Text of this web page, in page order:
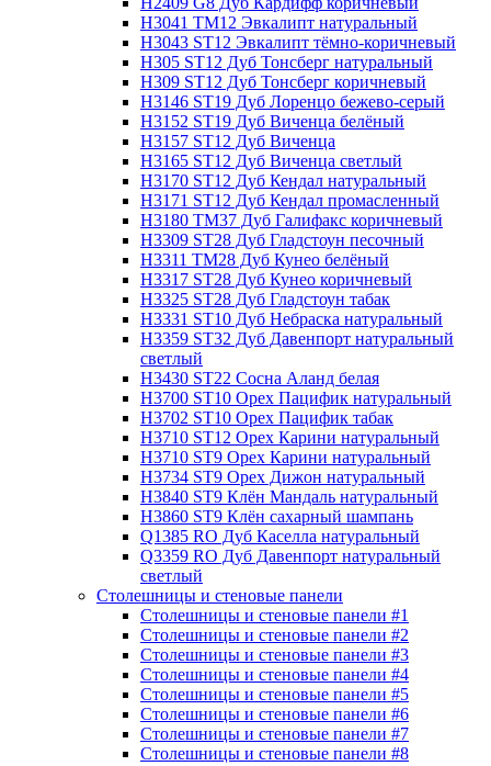
H3041 TM12 Эвкалипт натуральный
H3043 ST12 Эвкалипт тёмно-коричневый
H305 ST12 Дуб Тонсберг натуральный
H309 ST12 Дуб Тонсберг коричневый
H3146 ST19 Дуб Лоренцо бежево-серый
H3152 ST19 Дуб Виченца белёный
H3157 ST12 Дуб Виченца
H3165 ST12 Дуб Виченца светлый
H3170 ST12 Дуб Кендал натуральный
H3171 ST12 Дуб Кендал промасленный
H3180 TM37 Дуб Галифакс коричневый
H3309 ST28 Дуб Гладстоун песочный
H3311 TM28 Дуб Кунео белёный
H3317 ST28 Дуб Кунео коричневый
H3325 ST28 Дуб Гладстоун табак
H3331 ST10 Дуб Небраска натуральный
H3359 ST32 Дуб Давенпорт натуральный
светлый
H3430 ST22 Сосна Аланд белая
H3700 ST10 Орех Пацифик натуральный
H3702 ST10 Орех Пацифик табак
H3710 ST12 Орех Карини натуральный
H3710 ST9 Орех Карини натуральный
H3734 ST9 Орех Дижон натуральный
H3840 ST9 Клён Мандаль натуральный
H3860 ST9 Клён сахарный шампань
Q1385 RO Дуб Каселла натуральный
Q3359 RO Дуб Давенпорт натуральный
светлый
Столешницы и стеновые панели
Столешницы и стеновые панели #1
Столешницы и стеновые панели #2
Столешницы и стеновые панели #3
Столешницы и стеновые панели #4
Столешницы и стеновые панели #5
Столешницы и стеновые панели #6
Столешницы и стеновые панели #7
Столешницы и стеновые панели #8